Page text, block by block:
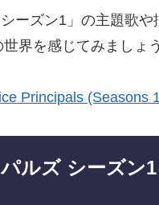
シーズン1」の主題歌
界を感じてみましょう
Principals (Seasons
ルズ シーズン